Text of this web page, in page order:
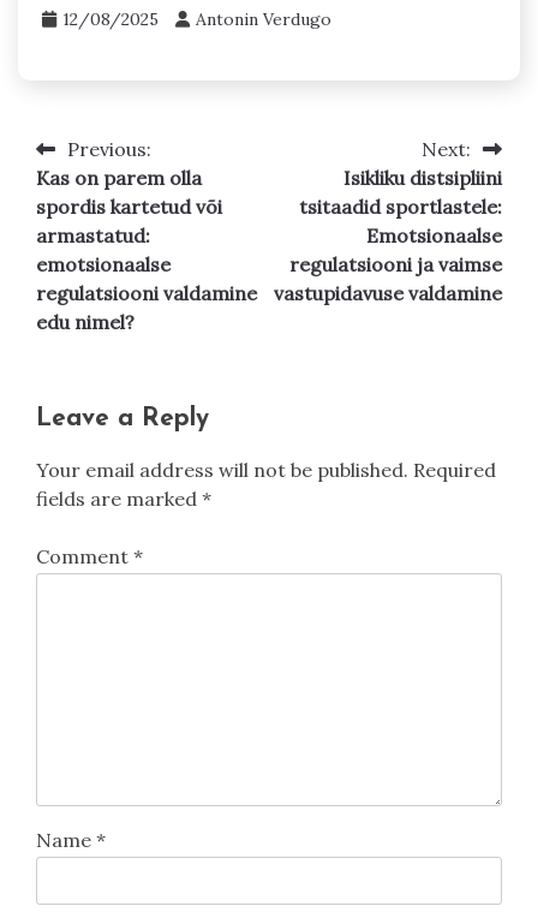
12/08/2025 Antonin Verdugo
Post
navigation
Previous:
Kas on parem olla
spordis kartetud või
armastatud:
emotsionaalse
regulatsiooni valdamine
edu nimel?
Next:
Isikliku distsipliini
tsitaadid sportlastele:
Emotsionaalse
regulatsiooni ja vaimse
vastupidavuse valdamine
Leave a Reply
Your email address will not be published. Required
fields are marked *
Comment *
Name *